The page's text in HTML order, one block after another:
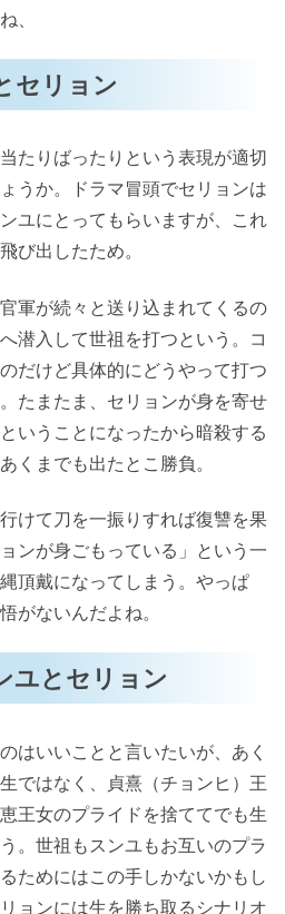
、
セリョン
たりばったりという表現が適切
うか。ドラマ冒頭でセリョンは
ユにとってもらいますが、これ
び出したため。
軍が続々と送り込まれてくるの
潜入して世祖を打つという。コ
だけど具体的にどうやって打つ
たまたま、セリョンが身を寄せ
いうことになったから暗殺する
くまでも出たとこ勝負。
けて刀を一振りすれば復讐を果
ンが身ごもっている」という一
頂戴になってしまう。やっぱ
がないんだよね。
ユとセリョン
はいいことと言いたいが、あく
ではなく、貞熹（チョンヒ）王
王女のプライドを捨ててでも生
。世祖もスンユもお互いのプラ
ためにはこの手しかないかもし
ョンには生を勝ち取るシナリオ